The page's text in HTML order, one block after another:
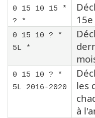
0 15 10 15 *
? *
0 15 10 ? *
5L *
0 15 10 ? *
5L 2016-2020
les
à